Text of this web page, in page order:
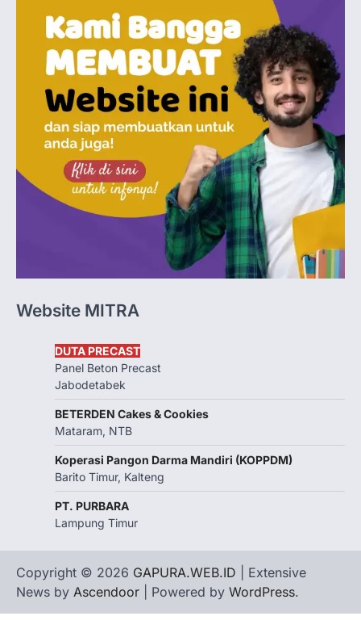
Website MITRA
DUTA PRECAST
Panel Beton Precast
Jabodetabek
BETERDEN Cakes & Cookies
Mataram, NTB
Koperasi Pangon Darma Mandiri (KOPPDM)
Barito Timur, Kalteng
PT. PURBARA
Lampung Timur
Copyright © 2026 GAPURA.WEB.ID | Extensive
News by Ascendoor | Powered by WordPress.